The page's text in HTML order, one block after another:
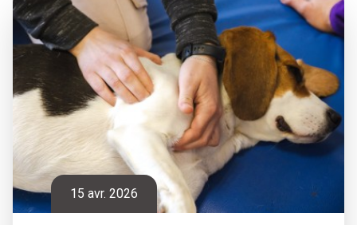
15 avr. 2026